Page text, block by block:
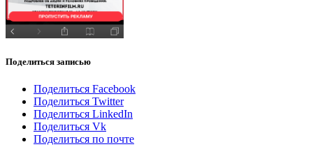
Поделиться записью
Поделиться Facebook
Поделиться Twitter
Поделиться LinkedIn
Поделиться Vk
Поделиться по почте